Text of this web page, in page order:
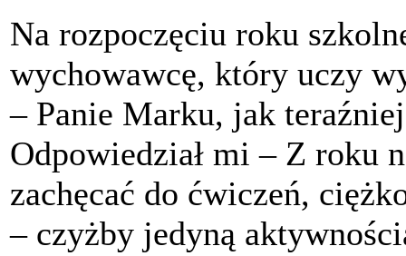
Na rozpoczęciu roku
wychowawcę, który uczy
– Panie Marku, jak
Odpowiedział mi – Z roku
zachęcać do ćwiczeń,
– czyżby jedyną